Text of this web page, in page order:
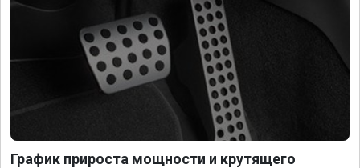
График прироста мощности и крутящего